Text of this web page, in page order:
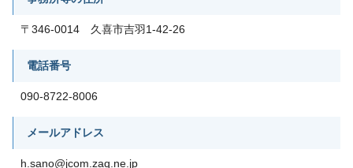
〒346-0014 久喜市吉羽1-42-26
電話番号
090-8722-8006
メールアドレス
h.sano@jcom.zaq.ne.jp